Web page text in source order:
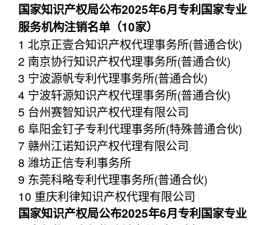
国家知识产权局公布2025年6月专利国家专业
服务机构注销名单（10家）
1 北京正壹合知识产权代理事务所(普通合伙)
2 南京协行知识产权代理事务所(普通合伙)
3 宁波源帆专利代理事务所(普通合伙)
4 宁波轩源知识产权代理事务所(普通合伙)
5 台州赛智知识产权代理有限公司
6 阜阳金钉子专利代理事务所(特殊普通合伙)
7 赣州江诺知识产权代理有限公司
8 潍坊正信专利事务所
9 东莞科略专利代理事务所(普通合伙)
10 重庆利律知识产权代理有限公司
国家知识产权局公布2025年6月专利国家专业